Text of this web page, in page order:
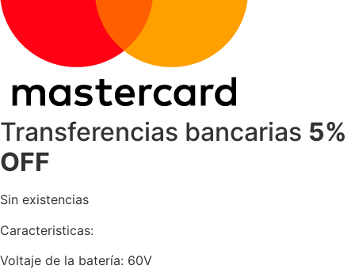
Transferencias bancarias 5%
OFF
Sin existencias
Caracteristicas:
Voltaje de la batería: 60V